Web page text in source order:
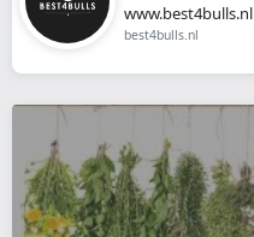
www.best4bulls.nl
best4bulls.nl